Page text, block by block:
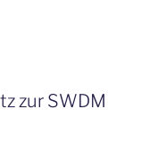
zur SWDM